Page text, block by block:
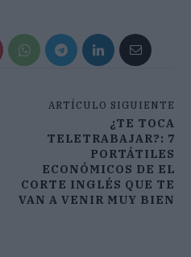
ARTÍCULO SIGUIENTE
¿TE TOCA
TELETRABAJAR?: 7
PORTÁTILES
ECONÓMICOS DE EL
CORTE INGLÉS QUE TE
VAN A VENIR MUY BIEN